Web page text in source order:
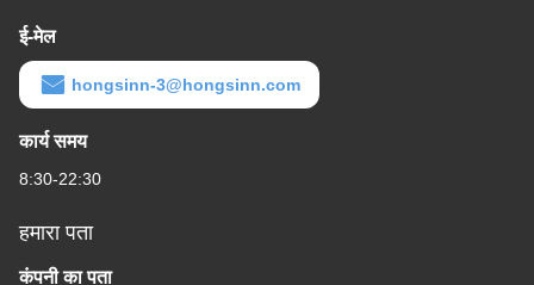
ई-मेल
hongsinn-3@hongsinn.com
कार्य समय
8:30-22:30
हमारा पता
कंपनी का पता